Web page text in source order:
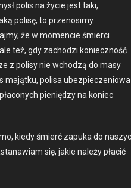
polis na życie jest taki,
polisę, to przenosimy
że w momen­cie śmier­ci
też, gdy zachodzi konieczność
z polisy nie wchodzą do masy
majątku, polisa ubez­pieczeniowa
pieniędzy na koniec
kiedy śmierć zapu­ka do
się, jakie należy płacić